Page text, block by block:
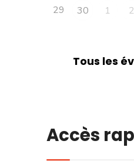
29
30 1 2
Tous les
Accès